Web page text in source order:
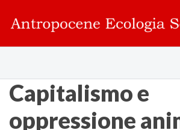
Capitalismo e
oppressione